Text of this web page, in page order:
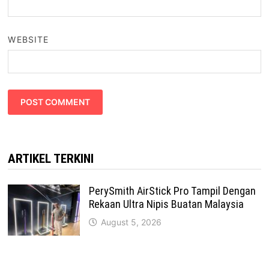
WEBSITE
ARTIKEL TERKINI
PerySmith AirStick Pro Tampil Dengan
Rekaan Ultra Nipis Buatan Malaysia
August 5, 2026